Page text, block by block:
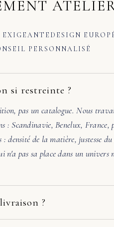
DESIGN
PERSONNALISÉ
si restreinte ?
pas un catalogue. Nous
: Scandinavie, Benelux, France,
: densité de la matière, justesse
n'a pas sa place dans un univers
?